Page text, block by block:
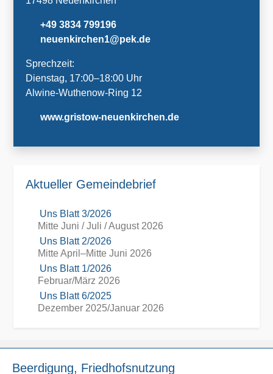
+49 3834 799196
neuenkirchen1@pek.de
Sprechzeit:
Dienstag, 17:00–18:00 Uhr
Alwine-Wuthenow-Ring 12
www.gristow-neuenkirchen.de
Aktueller Gemeindebrief
Uns Blatt 3/2026
Mitte Juni / Juli / August 2026
Uns Blatt 2/2026
Mitte April–Mitte Juni 2026
Uns Blatt 1/2026
Februar/März 2026
Uns Blatt 6/2025
Dezember 2025/Januar 2026
Beerdigung, Friedhofsnutzung